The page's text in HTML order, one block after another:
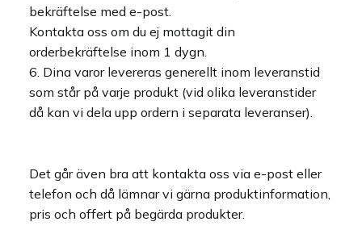
bekräftelse med e-post.
Kontakta oss om du ej mottagit din
orderbekräftelse inom 1 dygn.
Dina varor levereras generellt inom leveranstid
som står på varje produkt (vid olika leveranstider
då kan vi dela upp ordern i separata leveranser).
Det går även bra att kontakta oss via e-post eller
telefon och då lämnar vi gärna produktinformation,
pris och offert på begärda produkter.